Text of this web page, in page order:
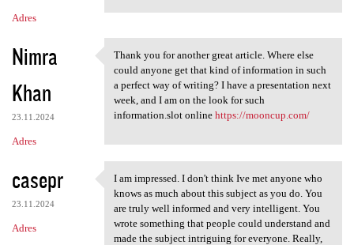
Adres
Nimra
Khan
23.11.2024
Adres
Thank you for another great
Thank you for another great article. Where else
could anyone get that kind of information in such
a perfect way of writing? I have a presentation next
week, and I am on the look for such
information.slot online https://mooncup.com/
casepr
23.11.2024
Adres
I am impressed. I don't think
I am impressed. I don't think Ive met anyone who
knows as much about this subject as you do. You
are truly well informed and very intelligent. You
wrote something that people could understand and
made the subject intriguing for everyone. Really,